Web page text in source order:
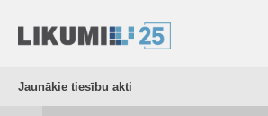
Jaunākie tiesību akti